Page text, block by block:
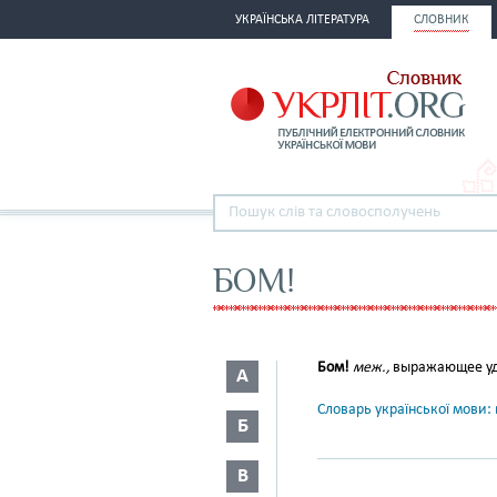
УКРАЇНСЬКА ЛІТЕРАТУРА СЛОВНИК
БОМ!
А
Б
В
Бом! меж., выражающее
Словарь української